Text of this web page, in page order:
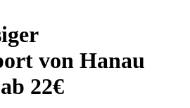
von Hanau
22€